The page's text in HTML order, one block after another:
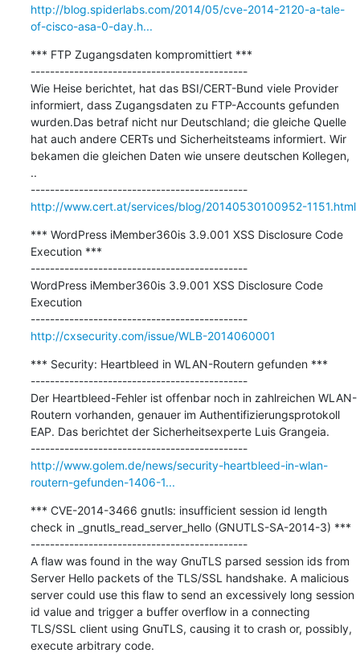
http://blog.spiderlabs.com/2014/05/cve-2014-2120-a-tale-
of-cisco-asa-0-day.h...
*** FTP Zugangsdaten kompromittiert ***
---------------------------------------------
Wie Heise berichtet, hat das BSI/CERT-Bund viele Provider
informiert, dass Zugangsdaten zu FTP-Accounts gefunden
wurden.Das betraf nicht nur Deutschland; die gleiche Quelle
hat auch andere CERTs und Sicherheitsteams informiert. Wir
bekamen die gleichen Daten wie unsere deutschen Kollegen,
..
---------------------------------------------
http://www.cert.at/services/blog/20140530100952-1151.html
*** WordPress iMember360is 3.9.001 XSS Disclosure Code
Execution ***
---------------------------------------------
WordPress iMember360is 3.9.001 XSS Disclosure Code
Execution
---------------------------------------------
http://cxsecurity.com/issue/WLB-2014060001
*** Security: Heartbleed in WLAN-Routern gefunden ***
---------------------------------------------
Der Heartbleed-Fehler ist offenbar noch in zahlreichen WLAN-
Routern vorhanden, genauer im Authentifizierungsprotokoll
EAP. Das berichtet der Sicherheitsexperte Luis Grangeia.
---------------------------------------------
http://www.golem.de/news/security-heartbleed-in-wlan-
routern-gefunden-1406-1...
*** CVE-2014-3466 gnutls: insufficient session id length
check in _gnutls_read_server_hello (GNUTLS-SA-2014-3) ***
---------------------------------------------
A flaw was found in the way GnuTLS parsed session ids from
Server Hello packets of the TLS/SSL handshake. A malicious
server could use this flaw to send an excessively long session
id value and trigger a buffer overflow in a connecting
TLS/SSL client using GnuTLS, causing it to crash or, possibly,
execute arbitrary code.